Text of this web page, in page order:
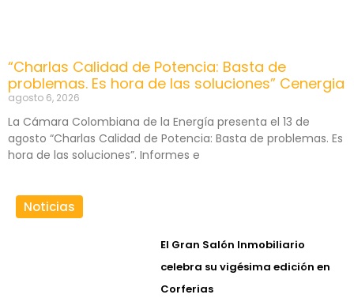
“Charlas Calidad de Potencia: Basta de
problemas. Es hora de las soluciones” Cenergia
agosto 6, 2026
La Cámara Colombiana de la Energía presenta el 13 de
agosto “Charlas Calidad de Potencia: Basta de problemas. Es
hora de las soluciones”. Informes e
Noticias
El Gran Salón Inmobiliario
celebra su vigésima edición en
Corferias